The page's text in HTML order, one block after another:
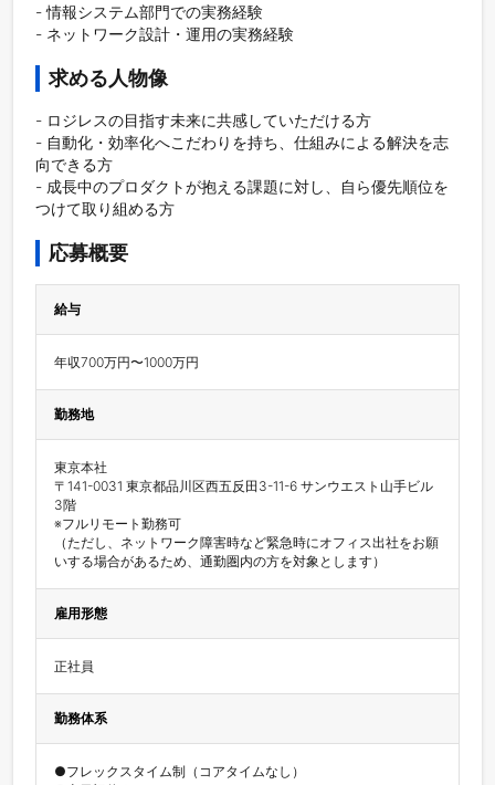
- 情報システム部門での実務経験
求める人物像
- ロジレスの目指す未来に共感していただける方
- 自動化・効率化へこだわりを持ち、仕組みによる解決を志
向できる方
- 成長中のプロダクトが抱える課題に対し、自ら優先順位を
つけて取り組める方
応募概要
給与
年収700万円〜1000万円
勤務地
東京本社
〒141-0031 東京都品川区西五反田3-11-6 サンウエスト山手ビル
3階
※フルリモート勤務可
（ただし、ネットワーク障害時など緊急時にオフィス出社をお願
いする場合があるため、通勤圏内の方を対象とします）
雇用形態
正社員
勤務体系
●フレックスタイム制（コアタイムなし）